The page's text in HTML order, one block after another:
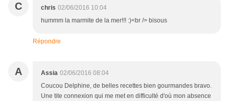
C chris 02/06/2016 10:04
hummm la marmite de la mer!!! :)<br /> bisous
Répondre
A Assia 02/06/2016 08:04
Coucou Delphine, de belles recettes bien gourmandes bravo.
Une tite connexion qui me met en difficulté d'où mon absence